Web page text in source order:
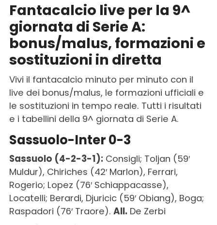
Fantacalcio live per la 9^
giornata di Serie A:
bonus/malus, formazioni e
sostituzioni in diretta
Vivi il fantacalcio minuto per minuto con il
live dei bonus/malus, le formazioni ufficiali e
le sostituzioni in tempo reale. Tutti i risultati
e i tabellini della 9^ giornata di Serie A.
Sassuolo-Inter 0-3
Sassuolo (4-2-3-1):Consigli; Toljan (59′
Muldur), Chiriches (42′ Marlon), Ferrari,
Rogerio; Lopez (76′ Schiappacasse),
Locatelli; Berardi, Djuricic (59′ Obiang), Boga;
Raspadori (76′ Traore). All. De Zerbi